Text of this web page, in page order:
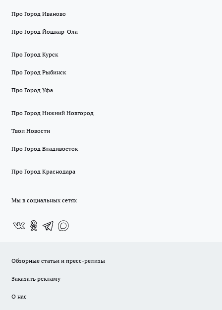
Про Город Иваново
Про Город Йошкар-Ола
Про Город Курск
Про Город Рыбинск
Про Город Уфа
Про Город Нижний Новгород
Твои Новости
Про Город Владивосток
Про Город Краснодара
Мы в социальных сетях
Обзорные статьи и пресс-релизы
Заказать рекламу
О нас